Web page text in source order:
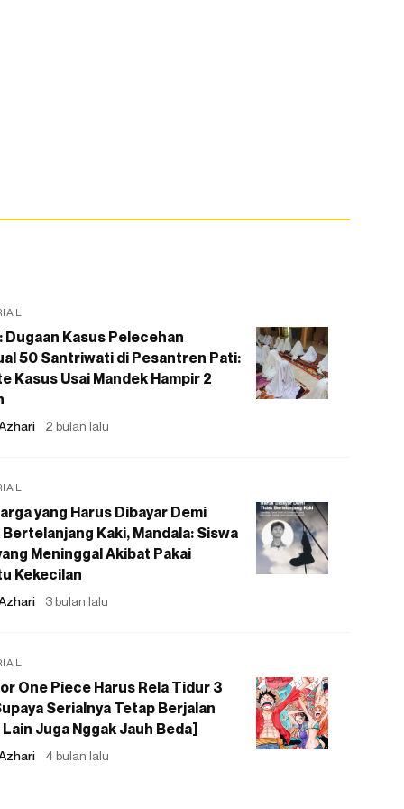
Dugaan Kasus Pelecehan
50 Santriwati di Pesantren Pati:
Kasus Usai Mandek Hampir 2
2 bulan lalu
yang Harus Dibayar Demi
Kaki, Mandala: Siswa
Meninggal Akibat Pakai
Kekecilan
3 bulan lalu
One Piece Harus Rela Tidur 3
Serialnya Tetap Berjalan
Lain Juga Nggak Jauh Beda]
4 bulan lalu